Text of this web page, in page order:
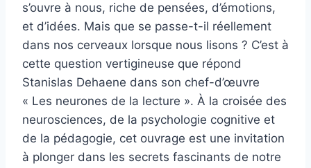
s’ouvre à nous, riche de pensées, d’émotions,
et d’idées. Mais que se passe-t-il réellement
dans nos cerveaux lorsque nous lisons ? C’est à
cette question vertigineuse que répond
Stanislas Dehaene dans son chef-d’œuvre
« Les neurones de la lecture ». À la croisée des
neurosciences, de la psychologie cognitive et
de la pédagogie, cet ouvrage est une invitation
à plonger dans les secrets fascinants de notre